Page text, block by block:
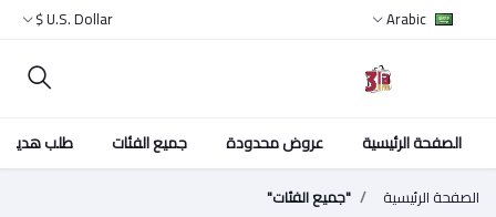
Arabic
U.S. Dollar $
الصفحة الرئيسية عروض محدودة جميع الفئات طلب هدية
الصفحة الرئيسية
"جميع الفئات"